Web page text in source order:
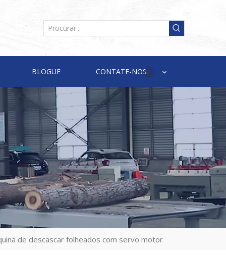
BLOGUE CONTATE-NOS
de descascar folheados com servo motor